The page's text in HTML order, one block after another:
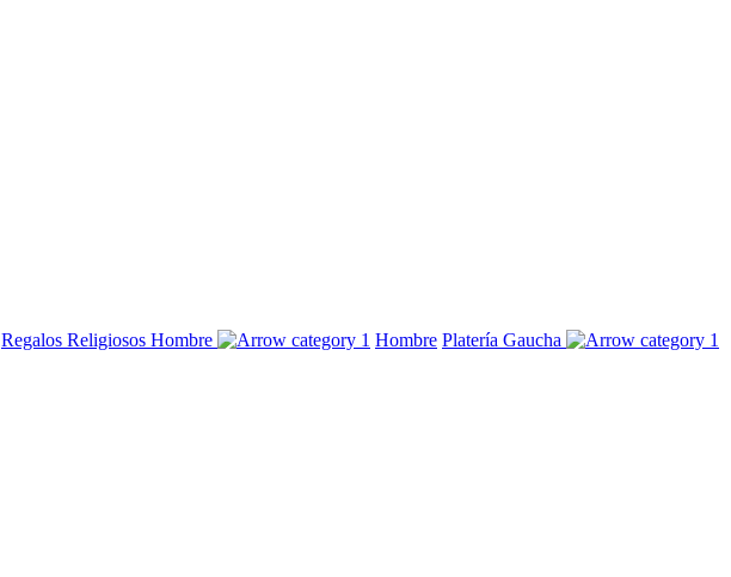
Regalos Religiosos Hombre Hombre Platería Gaucha